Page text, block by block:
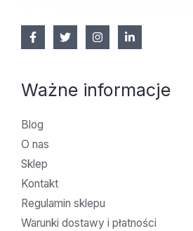
Ważne informacje
Blog
O nas
Sklep
Kontakt
Regulamin sklepu
Warunki dostawy i płatności